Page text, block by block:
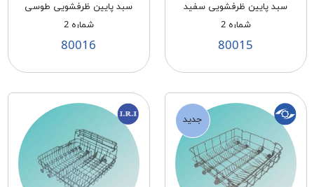
سبد پايين ظرفشويی سفيد
شماره 2
80015
سبد پايين ظرفشويی طوسی
شماره 2
80016
جدید